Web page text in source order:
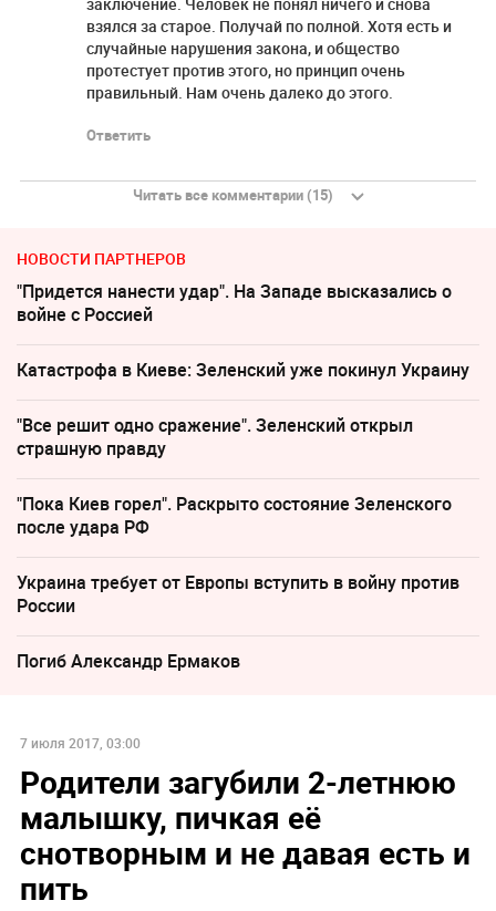
взялся за старое. Получай по полной. Хотя есть и
случайные нарушения закона, и общество
протестует против этого, но принцип очень
правильный. Нам очень далеко до этого.
Ответить
Читать все комментарии (15)
НОВОСТИ ПАРТНЕРОВ
"Придется нанести удар". На Западе высказались о
войне с Россией
Катастрофа в Киеве: Зеленский уже покинул Украину
"Все решит одно сражение". Зеленский открыл
страшную правду
"Пока Киев горел". Раскрыто состояние Зеленского
после удара РФ
Украина требует от Европы вступить в войну против
России
Погиб Александр Ермаков
7 июля 2017, 03:00
Родители загубили 2-летнюю
малышку, пичкая её
снотворным и не давая есть и
пить